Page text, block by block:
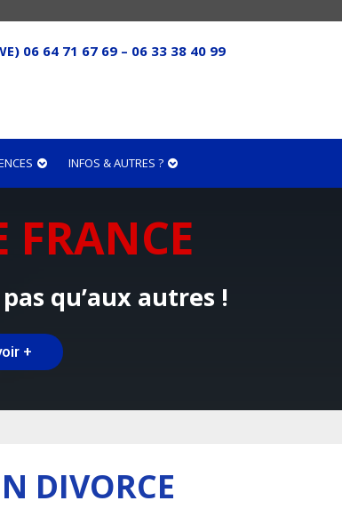
06 64 71 67 69 – 06 33 38 40 99
INFOS & AUTRES ?
FRANCE
qu’aux autres !
+
DIVORCE